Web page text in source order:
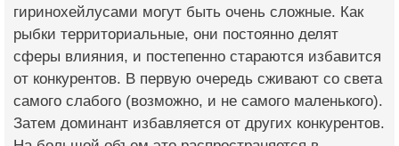
гиринохейлусами могут быть очень сложные. Как
рыбки территориальные, они постоянно делят
сферы влияния, и постепенно стараются избавится
от конкурентов. В первую очередь сживают со света
самого слабого (возможно, и не самого маленького).
Затем доминант избавляется от других конкурентов.